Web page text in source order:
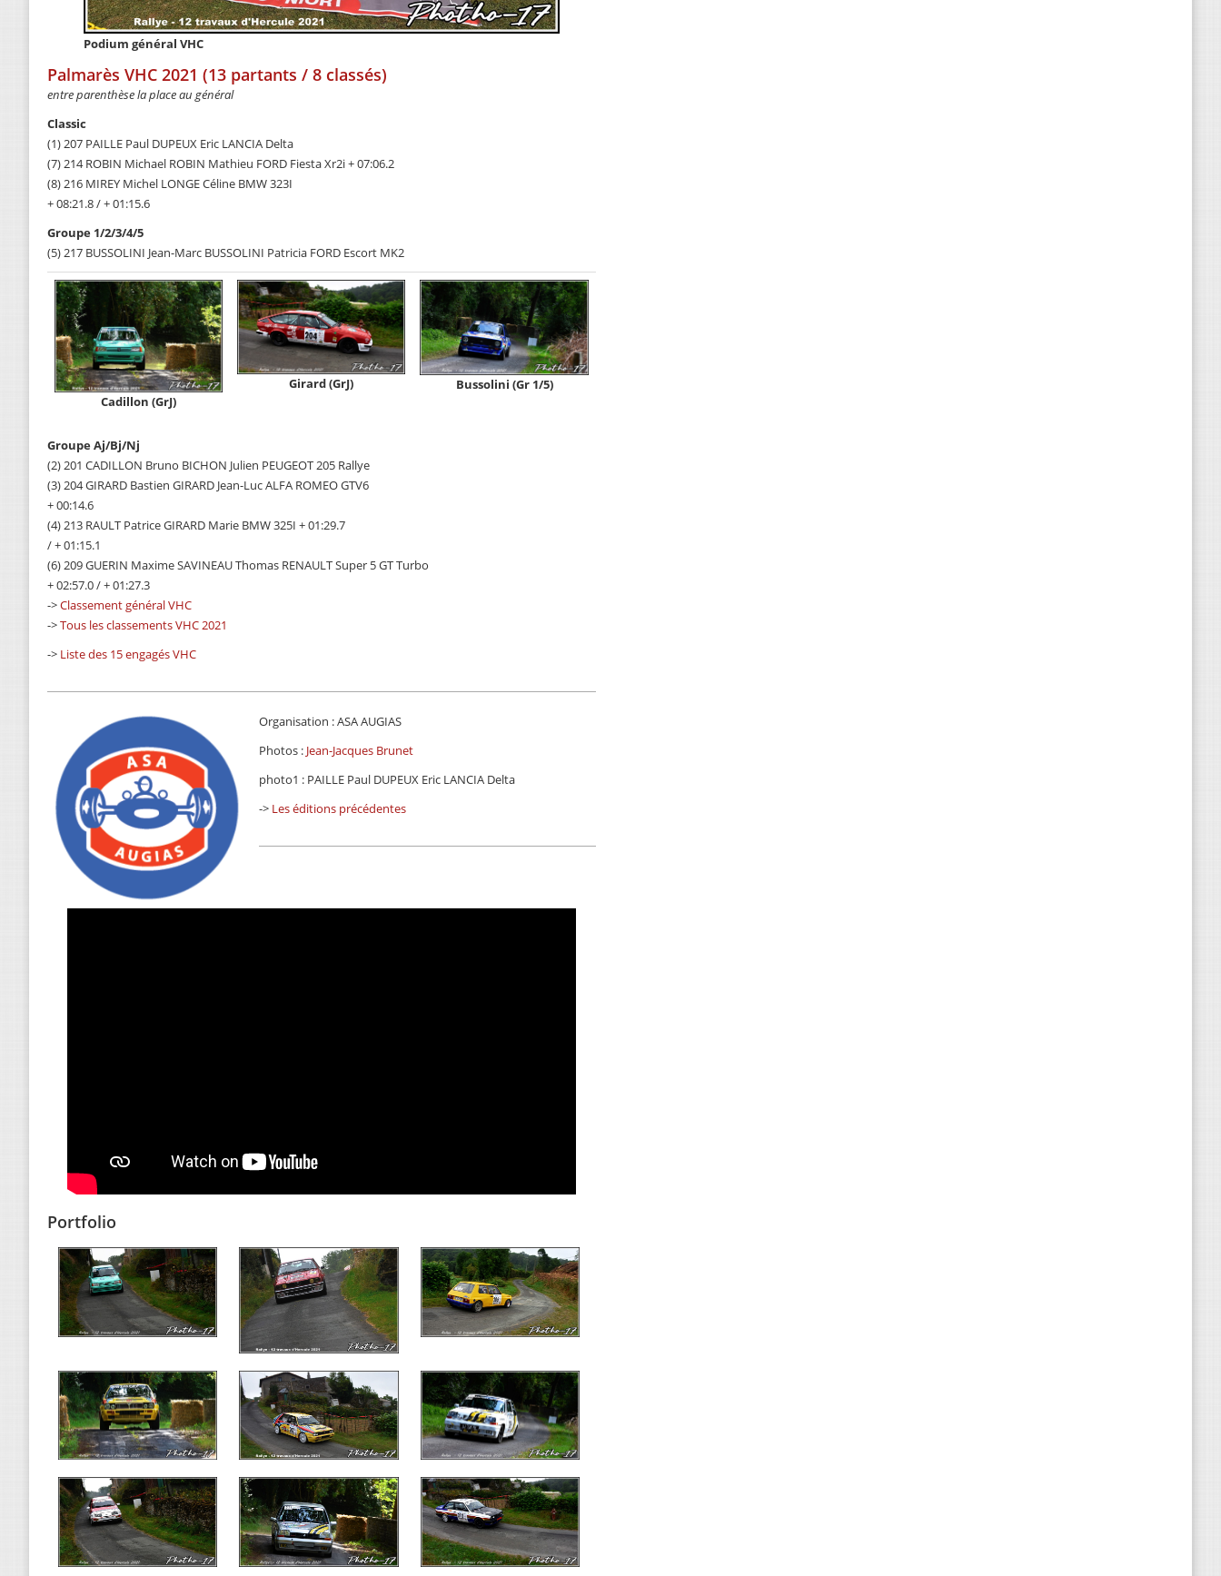
Podium général VHC
Palmarès VHC 2021 (13 partants / 8 classés)
entre parenthèse la place au général
Classic
(1) 207 PAILLE Paul DUPEUX Eric LANCIA Delta
(7) 214 ROBIN Michael ROBIN Mathieu FORD Fiesta Xr2i + 07:06.2
(8) 216 MIREY Michel LONGE Céline BMW 323I
+ 08:21.8 / + 01:15.6
Groupe 1/2/3/4/5
(5) 217 BUSSOLINI Jean-Marc BUSSOLINI Patricia FORD Escort MK2
Cadillon (GrJ)
Girard (GrJ) Bussolini (Gr 1/5)
Groupe Aj/Bj/Nj
(2) 201 CADILLON Bruno BICHON Julien PEUGEOT 205 Rallye
(3) 204 GIRARD Bastien GIRARD Jean-Luc ALFA ROMEO GTV6
+ 00:14.6
(4) 213 RAULT Patrice GIRARD Marie BMW 325I + 01:29.7
/ + 01:15.1
(6) 209 GUERIN Maxime SAVINEAU Thomas RENAULT Super 5 GT Turbo
+ 02:57.0 / + 01:27.3
->Classement général VHC
->Tous les classements VHC 2021
-> Liste des 15 engagés VHC
Organisation : ASA AUGIAS
Photos : Jean-Jacques Brunet
photo1 : PAILLE Paul DUPEUX Eric LANCIA Delta
-> Les éditions précédentes
Portfolio